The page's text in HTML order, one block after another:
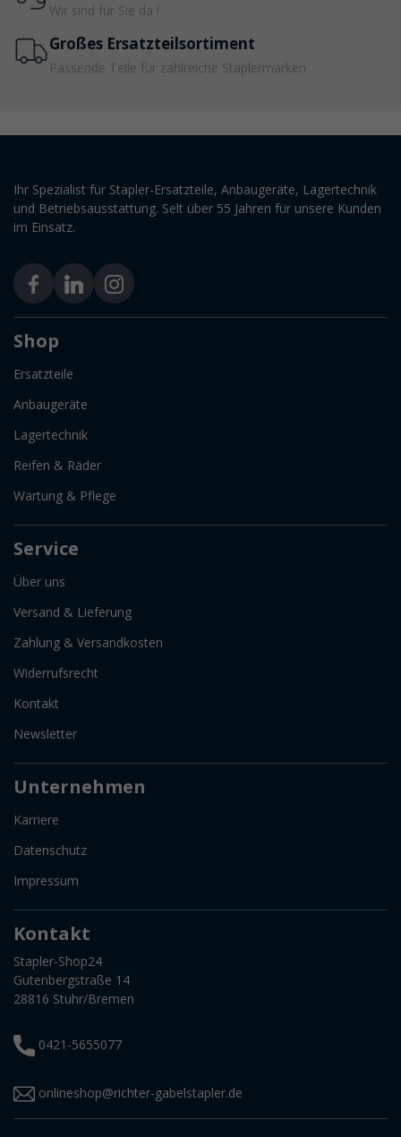
Wir sind für Sie da !
Großes Ersatzteilsortiment
Passende Teile für zahlreiche Staplermarken
Ihr Spezialist für Stapler-Ersatzteile, Anbaugeräte, Lagertechnik
und Betriebsausstattung. Selt über 55 Jahren für unsere Kunden
im Einsatz.
Shop
Ersatzteile
Anbaugeräte
Lagertechnik
Reifen & Räder
Wartung & Pflege
Service
Über uns
Versand & Lieferung
Zahlung & Versandkosten
Widerrufsrecht
Kontakt
Newsletter
Unternehmen
Karriere
Datenschutz
Impressum
Kontakt
Stapler-Shop24
Gutenbergstraße 14
28816 Stuhr/Bremen
0421-5655077
onlineshop@richter-gabelstapler.de